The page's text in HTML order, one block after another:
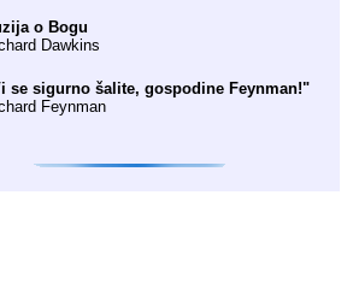
o Bogu
Dawkins
se sigurno šalite, gospodine Feynman!"
Feynman